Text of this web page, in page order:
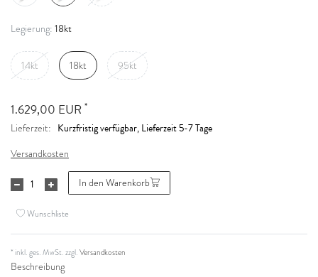
Legierung: 18kt
14kt 18kt 95kt
1.629,00 EUR *
Lieferzeit: Kurzfristig verfügbar, Lieferzeit 5-7 Tage
Versandkosten
In den Warenkorb
Wunschliste
* inkl. ges. MwSt. zzgl.Versandkosten
Beschreibung